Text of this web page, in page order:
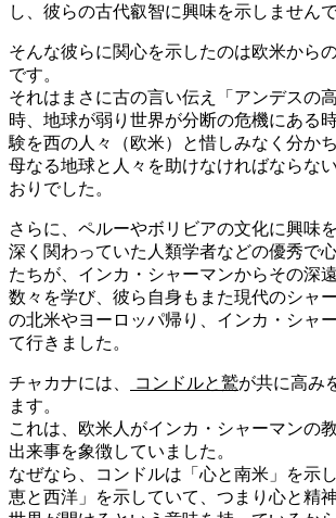
し、彼らの古代叡智に興味を示しませんで
そんな彼らに関心を示したのは欧米から
です。
それはまさに古の言い伝え「アンデスの
時、地球が弱り世界が分断の危機にある
験を西の人々（欧米）と惜しみなく分か
母なる地球と人々を助けなければならな
おりでした。
さらに、ペルーやボリビアの文化に興味
深く関わっていた人類学者などの優秀で
たちが、インカ・シャーマンからその深
数々を学び、彼ら自身もまた現代のシャ
の北米やヨーロッパ帰り、インカ・シャ
て行きました。
チャカナには、 コンドルと鷲が共に高み
ます。
これは、欧米人がインカ・シャーマンの
出来事を象徴していました。
なぜなら、コンドルは「心と南米」を示
恵と西洋」を示していて、つまり心と精